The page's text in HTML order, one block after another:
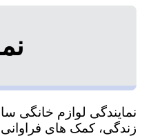
نمایندگی لوازم خانگی
زندگی، کمک های فراوانی ارائه